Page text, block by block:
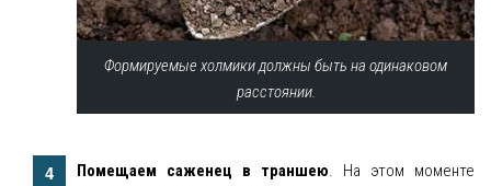
Формируемые холмики должны быть на одинаковом
расстоянии.
Помещаем саженец в траншею. На этом моменте